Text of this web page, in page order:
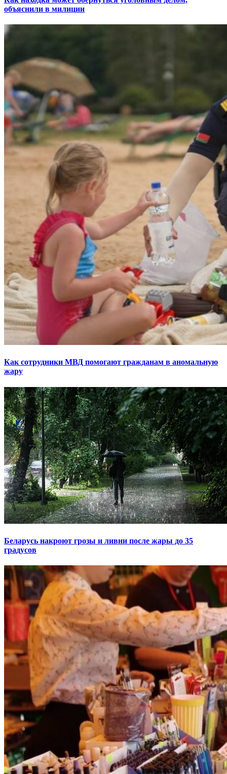
объяснили в милиции
Как сотрудники МВД помогают гражданам в аномальную
жару
Беларусь накроют грозы и ливни после жары до 35
градусов